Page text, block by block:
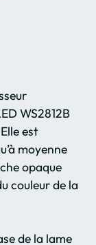
WS2812B
est
moyenne
opaque
couleur de la
de la lame